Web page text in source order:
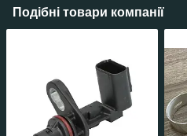
Подібні товари компанії